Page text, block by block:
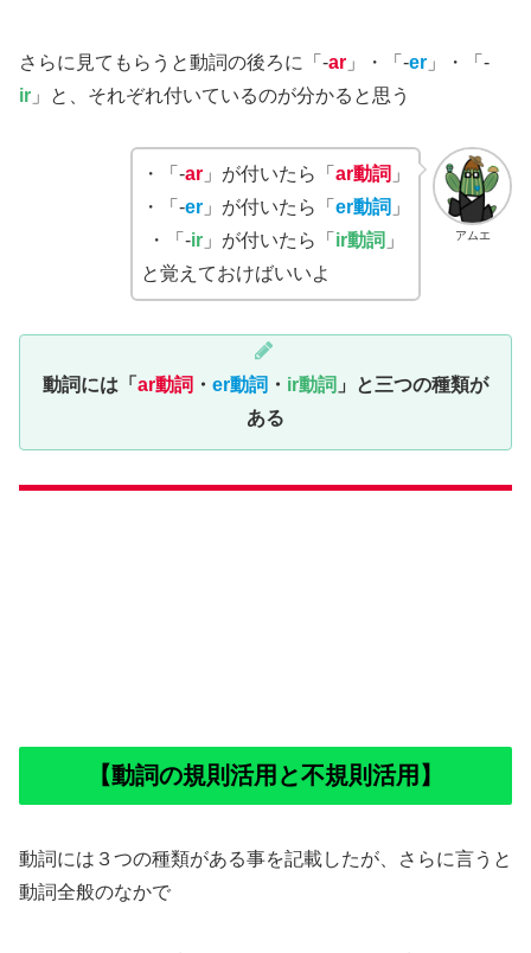
さらに見てもらうと動詞の後ろに「-ar 」・「-er 」・「-
ir 」と、それぞれ付いているのが分かると思う
アムエ
・「-ar 」が付いたら「ar動詞 」
・「-er 」が付いたら「er動詞 」
・「-ir 」が付いたら「 ir動詞 」
と覚えておけばいいよ
動詞には「 ar動詞 ・ er動詞 ・ ir動詞 」と三つの種類が
ある
【動詞の規則活用と不規則活用】
動詞には３つの種類がある事を記載したが、さらに言うと
動詞全般のなかで